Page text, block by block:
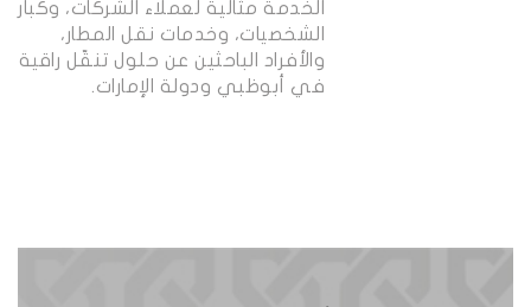
الخدمة مثالية لعملاء الشركات، وكبار
الشخصيات، وخدمات نقل المطار،
والأفراد الباحثين عن حلول تنقّل راقية
في أبوظبي ودولة الإمارات.